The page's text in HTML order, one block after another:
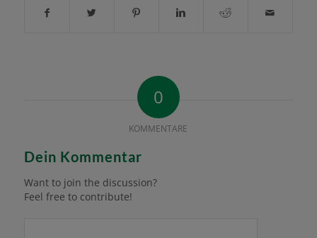
0
KOMMENTARE
Dein Kommentar
Want to join the discussion?
Feel free to contribute!